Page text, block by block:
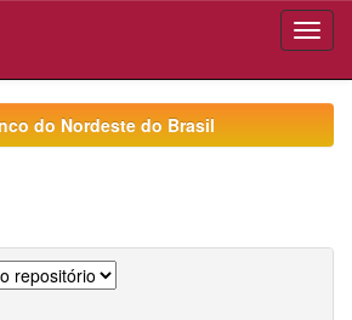
do Nordeste do Brasil